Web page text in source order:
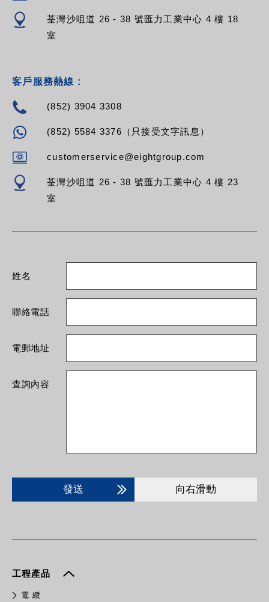
荃灣沙咀道 26 - 38 號匯力工業中心 4 樓 18
室
客戶服務熱線 :
(852) 3904 3308
(852) 5584 3376（只接受文字訊息）
customerservice@eightgroup.com
荃灣沙咀道 26 - 38 號匯力工業中心 4 樓 23
室
姓名
聯絡電話
電郵地址
查詢內容
發送 向右滑動
工程產品
電 纜